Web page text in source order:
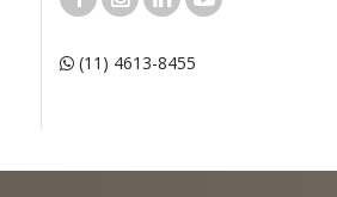
(11) 4613-8455